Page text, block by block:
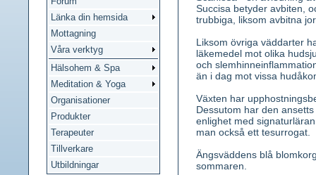
Länka din hemsida
Mottagning
Våra verktyg
Hälsohem & Spa
Meditation & Yoga
Organisationer
Produkter
Terapeuter
Tillverkare
Utbildningar
Succisa betyder avbiten,
trubbiga, liksom avbitna
Liksom övriga väddarter
läkemedel mot olika
och
än i dag mot vissa
Växten har
Dessutom har den
enlighet med
man också ett tesurrogat.
Ängsväddens blå
sommaren.